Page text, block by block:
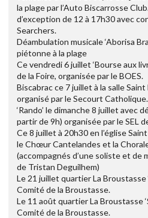
la plage par l’Auto Biscarrosse
d’exception de 12 à 17h30 avec
Searchers.
Déambulation musicale ‘Aborisa
piétonne à la plage
Ce vendredi 6 juillet ‘Bourse aux
de la Foire, organisée par le BOES.
Biscabrac ce 7 juillet à la salle
organisé par le Secourt Catholique.
‘Rando’ le dimanche 8 juillet avec
partir de 9h) organisée par le SEL
Ce 8 juillet à 20h30 en l’église
le Chœur Cantelandes et la
(accompagnés d’une soliste et de
de Tristan Deguilhem)
Le 21 juillet quartier La Broustasse
Comité de la Broustasse.
Le 11 août quartier La Broustasse
Comité de la Broustasse.